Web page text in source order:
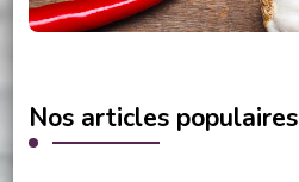
Nos articles populaires